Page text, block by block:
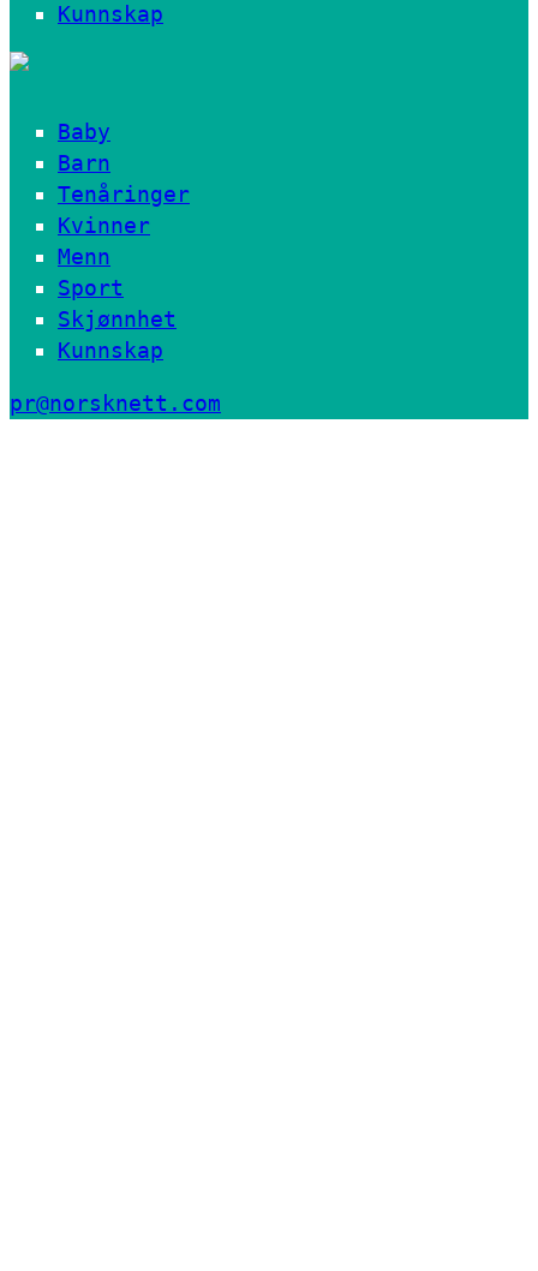
Kunnskap
Baby
Barn
Tenåringer
Kvinner
Menn
Sport
Skjønnhet
Kunnskap
pr@norsknett.com